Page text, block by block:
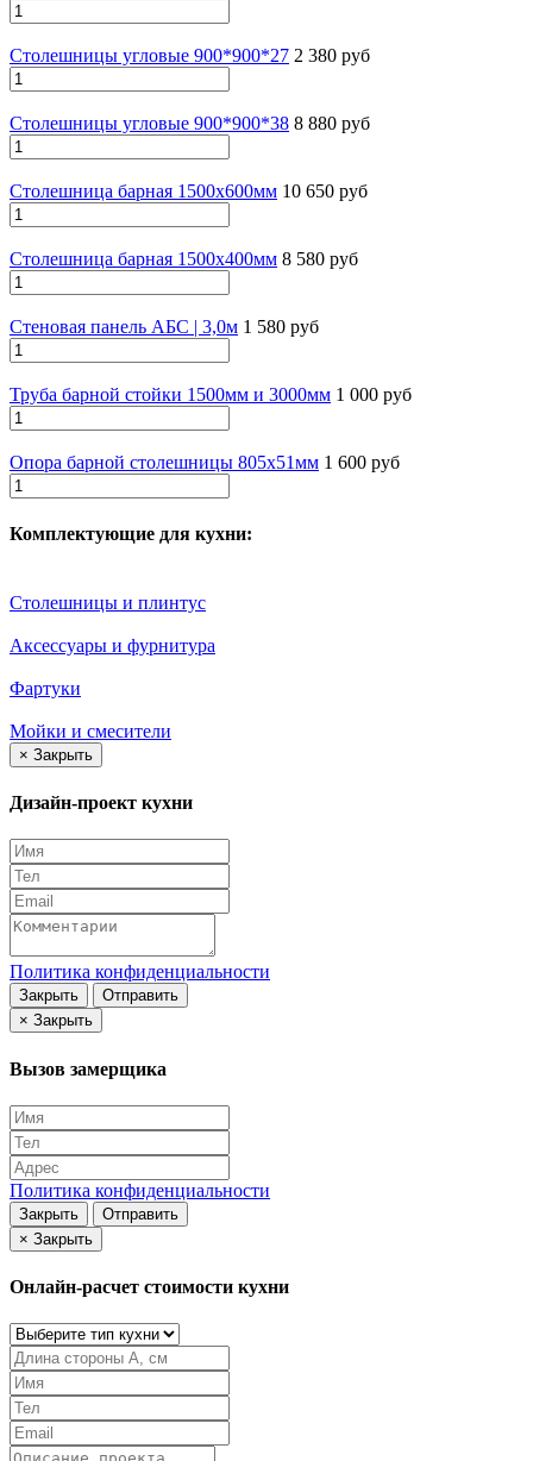
Столешницы угловые 900*900*27 2 380 руб
Столешницы угловые 900*900*38 8 880 руб
Столешница барная 1500х600мм 10 650 руб
Столешница барная 1500х400мм 8 580 руб
Стеновая панель АБС | 3,0м 1 580 руб
Труба барной стойки 1500мм и 3000мм 1 000 руб
Опора барной столешницы 805х51мм 1 600 руб
Комплектующие для кухни:
Столешницы и плинтус
Аксессуары и фурнитура
Фартуки
Мойки и смесители
× Закрыть
Дизайн-проект кухни
Политика конфиденциальности
Закрыть
Отправить
× Закрыть
Вызов замерщика
Политика конфиденциальности
Закрыть
Отправить
× Закрыть
Онлайн-расчет стоимости кухни